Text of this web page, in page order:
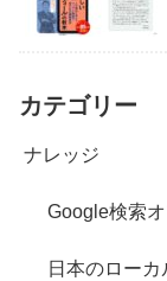
カテゴリー
ナレッジ
Google検索
日本のロー